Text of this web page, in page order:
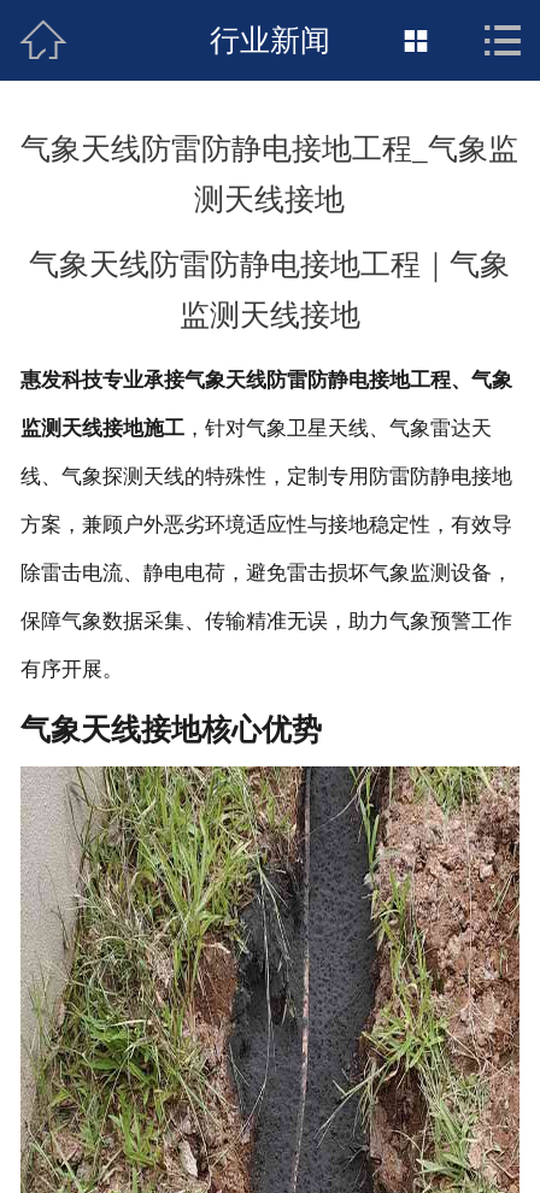
接地工程首页
新闻动态
荣誉资质
 行业新闻  
气象天线防雷防静电接地工程_气象监
测天线接地
气象天线防雷防静电接地工程｜气象
监测天线接地
惠发科技专业承接气象天线防雷防静电接地工程、气象
监测天线接地施工，针对气象卫星天线、气象雷达天
线、气象探测天线的特殊性，定制专用防雷防静电接地
方案，兼顾户外恶劣环境适应性与接地稳定性，有效导
除雷击电流、静电电荷，避免雷击损坏气象监测设备，
保障气象数据采集、传输精准无误，助力气象预警工作
有序开展。
气象天线接地核心优势